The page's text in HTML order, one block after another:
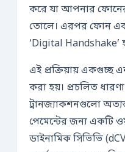
করে যা আপনার
তোলে। এরপর ফোন
‘Digital Handshake’
এই প্রক্রিয়ায় একগুচ্ছ
করা হয়। প্রচলিত
ট্রানজ্যাকশনগুলো
পেমেন্টের জন্য একটি
ডাইনামিক সিভিভি